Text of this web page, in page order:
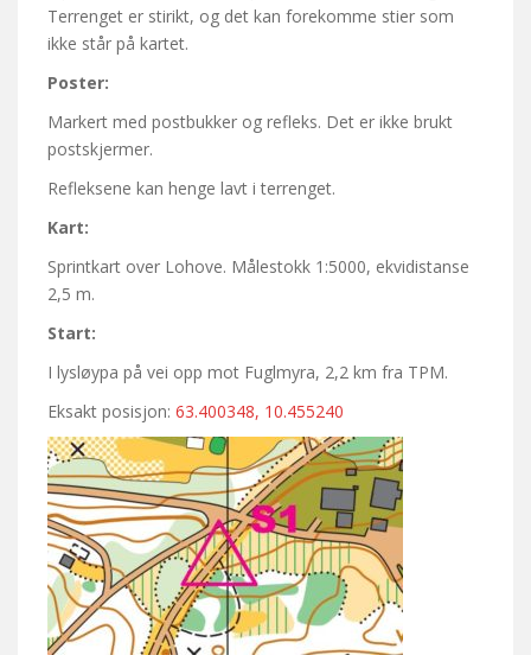
Terrenget er stirikt, og det kan forekomme stier som
ikke står på kartet.
Poster:
Markert med postbukker og refleks. Det er ikke brukt
postskjermer.
Refleksene kan henge lavt i terrenget.
Kart:
Sprintkart over Lohove. Målestokk 1:5000, ekvidistanse
2,5 m.
Start:
I lysløypa på vei opp mot Fuglmyra, 2,2 km fra TPM.
Eksakt posisjon: 63.400348, 10.455240